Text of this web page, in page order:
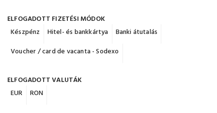
ELFOGADOTT FIZETÉSI MÓDOK
Készpénz
Hitel- és bankkártya
Banki átutalás
Voucher / card de vacanta - Sodexo
ELFOGADOTT VALUTÁK
EUR
RON